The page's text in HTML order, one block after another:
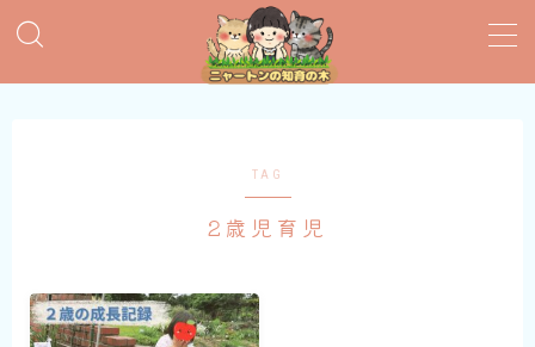
MENU
おうち英語
TAG
2歳児育児